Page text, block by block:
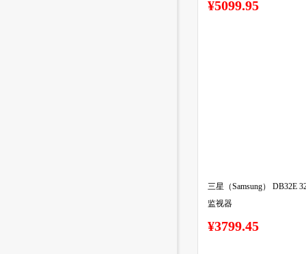
¥5099.95
三星（Samsung） DB32E 32英
监视器
¥3799.45